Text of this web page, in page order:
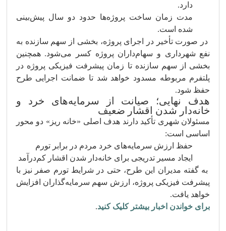
دارد.
مدت زمان ساخت پروژه‌ها حدود دو سال پیش‌بینی
شده است.
در صورت تأخیر در اجرای پروژه، بخشی از سهم سازنده به
نفع شهرداری و سهام‌داران پروژه کسر می‌شود. همچنین
بخشی از سهم سازنده تا زمان پیشرفت فیزیکی پروژه در
پلتفرم مربوطه مسدود خواهد شد تا ضمانت اجرایی طرح
حفظ شود.
هدف نهایی؛ صیانت از سرمایه‌های خرد و
خانه‌دار شدن اقشار ضعیف
مسئولان شهری تأکید دارند هدف اصلی «خانه ریز» دو محور
اساسی است:
حفظ ارزش سرمایه‌های خرد مردم در برابر تورم
ایجاد مسیر تدریجی برای خانه‌دار شدن اقشار کم‌درآمد
به گفته مدیران این طرح، حتی در شرایط تورم صفر نیز با
پیشرفت فیزیکی پروژه، ارزش سهم سرمایه‌گذاران افزایش
خواهد یافت.
برای خواندن اخبار بیشتر کلیک کنید.